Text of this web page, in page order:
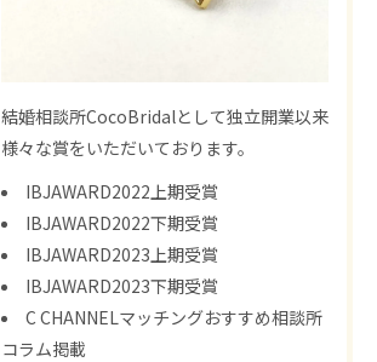
結婚相談所CocoBridalとして独立開業以来
様々な賞をいただいております。
IBJAWARD2022上期受賞
IBJAWARD2022下期受賞
IBJAWARD2023上期受賞
IBJAWARD2023下期受賞
C CHANNELマッチングおすすめ相談所
コラム掲載